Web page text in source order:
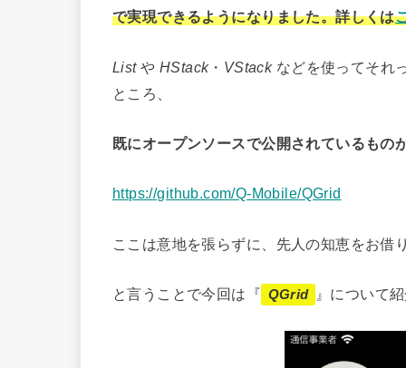
で実現できるようになりました。詳しくは
Listや HStack・ VStackなどを使ってそれ
ところ、
既にオープンソースで公開されているもの
https://github.com/Q-Mobile/QGrid
ここは意地を張らずに、先人の知恵をお借
と言うことで今回は『 QGrid 』について